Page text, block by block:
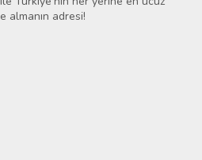
almanın adresi!